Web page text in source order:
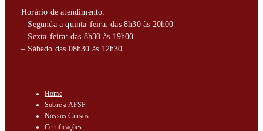
Horário de atendimento:
– Segunda a quinta-feira: das 8h30 às 20h00
– Sexta-feira: das 8h30 às 19h00
– Sábado das 08h30 às 12h30
Home
Sobre a AFSP
Nossos Cursos
Certificações